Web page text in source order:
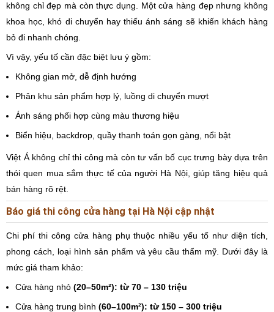
không chỉ đẹp mà còn thực dụng. Một cửa hàng đẹp nhưng không
khoa học, khó di chuyển hay thiếu ánh sáng sẽ khiến khách hàng
bỏ đi nhanh chóng.
Vì vậy, yếu tố cần đặc biệt lưu ý gồm:
Không gian mở, dễ định hướng
Phân khu sản phẩm hợp lý, luồng di chuyển mượt
Ánh sáng phối hợp cùng màu thương hiệu
Biển hiệu, backdrop, quầy thanh toán gọn gàng, nổi bật
Việt Á không chỉ thi công mà còn tư vấn bố cục trưng bày dựa trên
thói quen mua sắm thực tế của người Hà Nội, giúp tăng hiệu quả
bán hàng rõ rệt.
Báo giá thi công cửa hàng tại Hà Nội cập nhật
Chi phí thi công cửa hàng phụ thuộc nhiều yếu tố như diện tích,
phong cách, loại hình sản phẩm và yêu cầu thẩm mỹ. Dưới đây là
mức giá tham khảo:
Cửa hàng nhỏ (20–50m²): từ 70 – 130 triệu
Cửa hàng trung bình (60–100m²): từ 150 – 300 triệu